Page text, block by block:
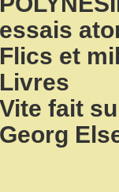
essais
Flics et
Livres
Vite fait
Georg